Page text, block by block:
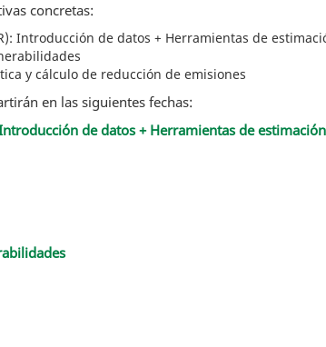
concretas:
Introducción de datos + Herramientas de
y cálculo de reducción de emisiones
en las siguientes fechas:
de datos + Herramientas de